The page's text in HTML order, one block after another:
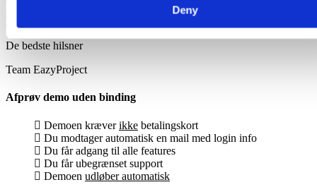
Deny
Kontakt venligst vores
De bedste hilsner
Team EazyProject
Afprøv demo uden binding
Demoen kræverikke betalingskort
Du modtager automatisk en mail med login info
Du får adgang til alle features
Du får ubegrænset support
Demoen udløber automatisk